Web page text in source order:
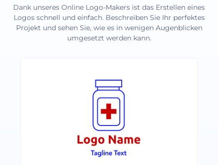
Dank unseres Online Logo-Makers ist das Erstellen eines
Logos schnell und einfach. Beschreiben Sie Ihr perfektes
Projekt und sehen Sie, wie es in wenigen Augenblicken
umgesetzt werden kann.